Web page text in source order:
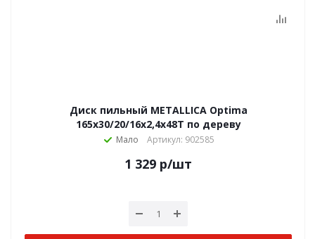
Диск пильный METALLICA Optima
165x30/20/16х2,4х48Т по дереву
Мало Артикул: 902585
1 329 р/шт